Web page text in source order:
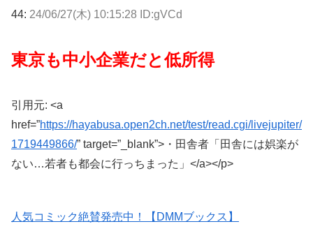
44: 24/06/27(木) 10:15:28 ID:gVCd
東京も中小企業だと低所得
引用元: <a
href=”https://hayabusa.open2ch.net/test/read.cgi/livejupiter/
1719449866/” target=”_blank”>・田舎者「田舎には娯楽が
ない…若者も都会に行っちまった」</a></p>
人気コミック絶賛発売中！【DMMブックス】